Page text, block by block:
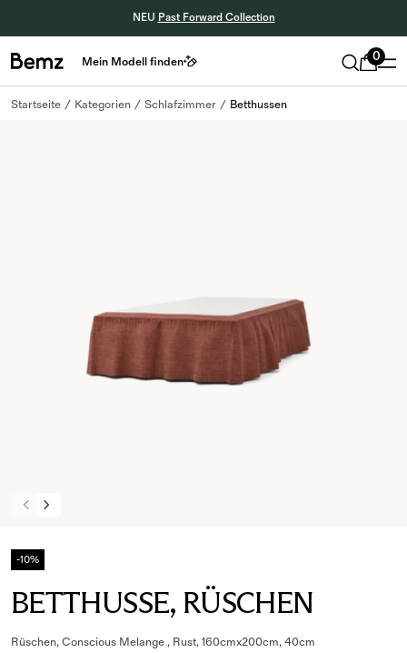
NEU Past Forward Collection
Mein Modell finden 0
Startseite Kategorien Schlafzimmer Betthussen
-10%
BETTHUSSE, RÜSCHEN
Rüschen, Conscious Melange , Rust, 160cmx200cm, 40cm